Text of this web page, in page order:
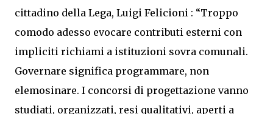
cittadino della Lega, Luigi Felicioni : “Troppo
comodo adesso evocare contributi esterni con
impliciti richiami a istituzioni sovra comunali.
Governare significa programmare, non
elemosinare. I concorsi di progettazione vanno
studiati, organizzati, resi qualitativi, aperti a